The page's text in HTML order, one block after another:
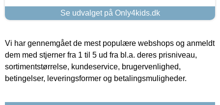
Se udvalget på Only4kids.dk
Vi har gennemgået de mest populære webshops og anmeldt
dem med stjerner fra 1 til 5 ud fra bl.a. deres prisniveau,
sortimentstørrelse, kundeservice, brugervenlighed,
betingelser, leveringsformer og betalingsmuligheder.